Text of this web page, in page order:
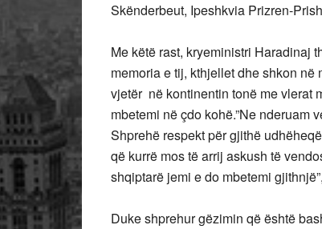
Skënderbeut, Ipeshkvia Prizren-
Me këtë rast, kryeministri Haradinaj
memoria e tij, kthjellet dhe shkon
vjetër në kontinentin tonë me vlerat
mbetemi në çdo kohë.”Ne nderuam
Shprehë respekt për gjithë
që kurrë mos të arrij askush të
shqiptarë jemi e do mbetemi
Duke shprehur gëzimin që është